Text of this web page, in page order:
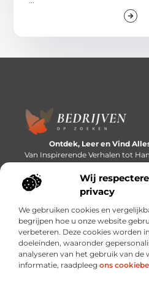
Wij
privacy
We gebruiken cookies en
begrijpen hoe u onze website
verbeteren. Deze cookies worden
doeleinden, waaronder
analyseren van het gebruik van de
informatie, raadpleeg ons
Ontdek, Leer en Vind
Van Inspirerende Verhalen tot
Binnen
Bericht categorie
Onze informatie